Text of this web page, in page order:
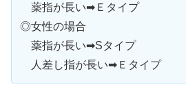
薬指が長い➡Ｅタイプ
◎女性の場合
薬指が長い➡Sタイプ
人差し指が長い➡Ｅタイプ